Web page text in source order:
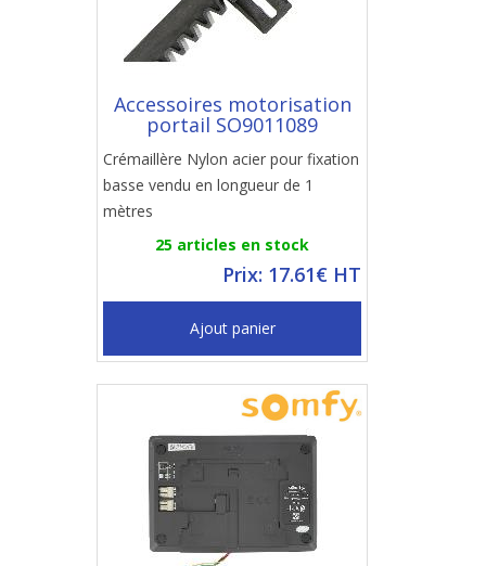
Accessoires motorisation
portail SO9011089
Crémaillère Nylon acier pour fixation
basse vendu en longueur de 1
mètres
25 articles en stock
Prix: 17.61€ HT
Ajout panier